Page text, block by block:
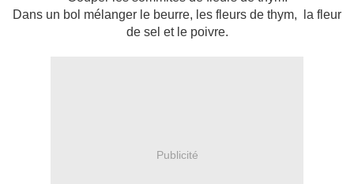
Dans un bol mélanger le beurre, les fleurs de thym, la fleur
de sel et le poivre.
Publicité